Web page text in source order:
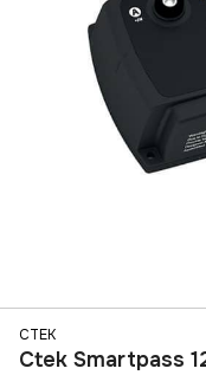
CTEK
Ctek Smartpass